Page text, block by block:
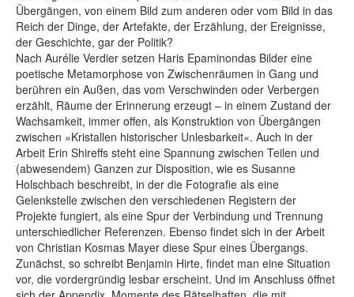
Übergängen, von einem Bild zum anderen oder vom Bild in das
Reich der Dinge, der Artefakte, der Erzählung, der Ereignisse,
der Geschichte, gar der Politik?
Nach Aurélie Verdier setzen Haris Epaminondas Bilder eine
poetische Metamorphose von Zwischenräumen in Gang und
berühren ein Außen, das vom Verschwinden oder Verbergen
erzählt, Räume der Erinnerung erzeugt – in einem Zustand der
Wachsamkeit, immer offen, als Konstruktion von Übergängen
zwischen »Kristallen historischer Unlesbarkeit«. Auch in der
Arbeit Erin Shireffs steht eine Spannung zwischen Teilen und
(abwesendem) Ganzen zur Disposition, wie es Susanne
Holschbach beschreibt, in der die Fotografie als eine
Gelenkstelle zwischen den verschiedenen Registern der
Projekte fungiert, als eine Spur der Verbindung und Trennung
unterschiedlicher Referenzen. Ebenso findet sich in der Arbeit
von Christian Kosmas Mayer diese Spur eines Übergangs.
Zunächst, so schreibt Benjamin Hirte, findet man eine Situation
vor, die vordergründig lesbar erscheint. Und im Anschluss öffnet